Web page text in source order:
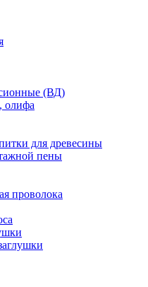
(ВД)
олифа
для древесины
пены
проволока